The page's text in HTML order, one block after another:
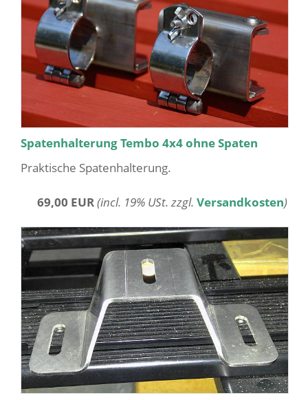
Spatenhalterung Tembo 4x4 ohne Spaten
Praktische Spatenhalterung.
69,00 EUR(incl. 19% USt. zzgl. Versandkosten)